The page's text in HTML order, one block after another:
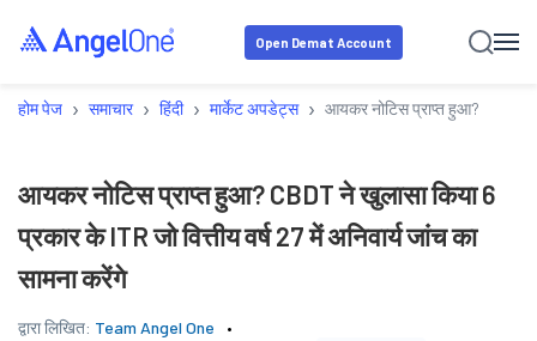
Open Demat Account
होम पेज › समाचार › हिंदी › मार्केट अपडेट्स › आयकर नोटिस प्राप्त हुआ? CBDT ने
आयकर नोटिस प्राप्त हुआ? CBDT ने खुलासा किया 6
प्रकार के ITR जो वित्तीय वर्ष 27 में अनिवार्य जांच का
सामना करेंगे
द्वारा लिखित: Team Angel One